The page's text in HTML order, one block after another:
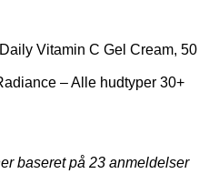
Vitamin C Gel Cream, 50
– Alle hudtyper 30+
baseret på 23 anmeldelser